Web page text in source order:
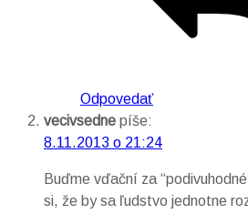
Odpovedať
vecivsedne píše:
8.11.2013 o 21:24
Buďme vďační za
si, že by sa ľudstvo jednotne